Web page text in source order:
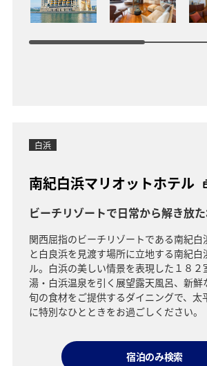
白浜
南紀白浜マリオットホテル
ビーチリゾートで日常から解き放
関西屈指のビーチリゾートである南紀
と白良浜を見渡す場所に立地する南紀白
ル。白浜の美しい情景を表現した１８２
湯・白浜温泉を引く展望露天風呂、新鮮
旬の食材をご提供するダイニングで、太
に特別なひとときをお過ごしください。
宿泊のみ検索